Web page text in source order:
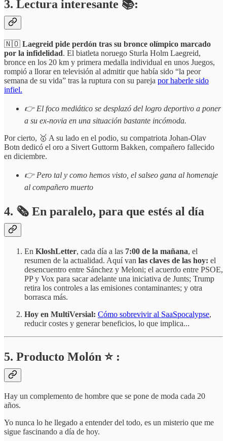
3. Lectura interesante 📚:
🇳🇴 Laegreid pide perdón tras su bronce olímpico marcado
por la infidelidad. El biatleta noruego Sturla Holm Laegreid,
bronce en los 20 km y primera medalla individual en unos Juegos,
rompió a llorar en televisión al admitir que había sido “la peor
semana de su vida” tras la ruptura con su pareja por haberle sido
infiel.
👉 El foco mediático se desplazó del logro deportivo a poner
a su ex-novia en una situación bastante incómoda.
Por cierto, 🥇 A su lado en el podio, su compatriota Johan-Olav
Botn dedicó el oro a Sivert Guttorm Bakken, compañero fallecido
en diciembre.
👉 Pero tal y como hemos visto, el salseo gana al homenaje
al compañero muerto
4. 🗞️ En paralelo, para que estés al día
En KloshLetter, cada día a las 7:00 de la mañana, el
resumen de la actualidad. Aquí van las claves de las hoy: el
desencuentro entre Sánchez y Meloni; el acuerdo entre PSOE,
PP y Vox para sacar adelante una iniciativa de Junts; Trump
retira los controles a las emisiones contaminantes; y otra
borrasca más.
Hoy en MultiVersial: Cómo sobrevivir al SaaSpocalypse,
reducir costes y generar beneficios, lo que implica...
5. Producto Molón ⭐ :
Hay un complemento de hombre que se pone de moda cada 20
años.
Yo nunca lo he llegado a entender del todo, es un misterio que me
sigue fascinando a día de hoy.